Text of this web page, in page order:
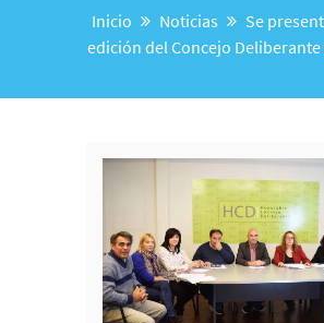
Inicio Noticias
Se
edición del Concejo